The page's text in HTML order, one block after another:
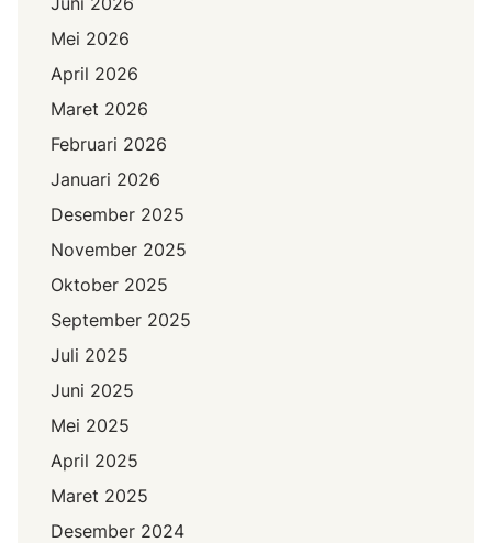
Mei 2026
April 2026
Maret 2026
Februari 2026
Januari 2026
Desember 2025
November 2025
Oktober 2025
September 2025
Juli 2025
Juni 2025
Mei 2025
April 2025
Maret 2025
Desember 2024